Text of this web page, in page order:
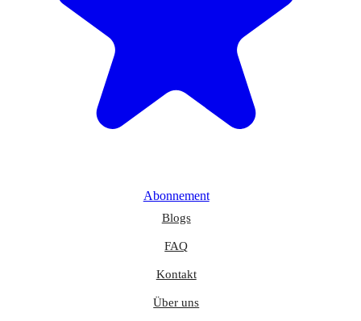
Abonnement
Blogs
FAQ
Kontakt
Über uns